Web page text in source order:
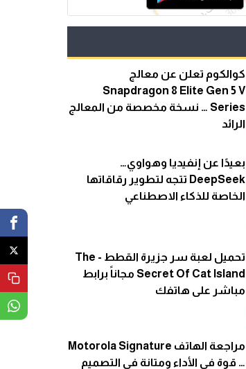
كوالكوم تعلن عن معالج
Snapdragon 8 Elite Gen 5 V
Series … نسخة مخصصة من المعالج
الرائد
بعيدًا عن إنفيديا وهواوي…
DeepSeek تتجه لتطوير رقاقاتها
الخاصة للذكاء الاصطناعي
تحميل لعبة سر جزيرة القطط - The
Secret Of Cat Island مجاناً برابط
مباشر على هاتفك
مراجعة الهاتف Motorola Signature
… قوة في الأداء ومتانة في التصميم